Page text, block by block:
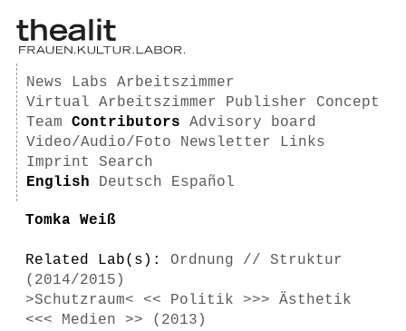
News Labs
Arbeitszimmer
Virtual Arbeitszimmer
Publisher
Concept
Team
Contributors
Advisory board
Video/Audio/Foto
Newsletter
Links
Imprint
Search
English
Deutsch Español
Tomka Weiß
Related Lab(s): Ordnung // Struktur
(2014/2015)
>Schutzraum< << Politik >>> Ästhetik
<<< Medien >> (2013)